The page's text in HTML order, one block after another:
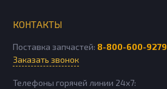
КОНТАКТЫ
Поставка запчастей: 8-800-600-9279
Заказать звонок
Телефоны горячей линии 24х7: